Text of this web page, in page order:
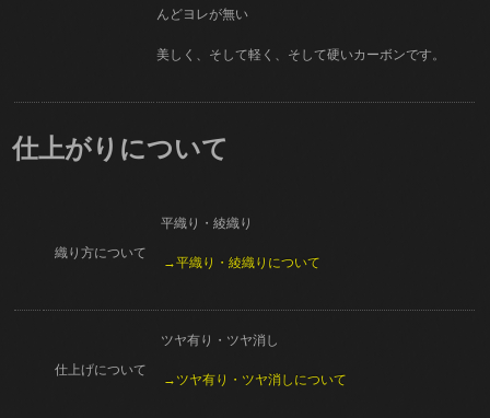
んどヨレが無い
美しく、そして軽く、そして硬いカーボンです。
仕上がりについて
織り方について
平織り・綾織り
→平織り・綾織りについて
仕上げについて
ツヤ有り・ツヤ消し
→ツヤ有り・ツヤ消しについて